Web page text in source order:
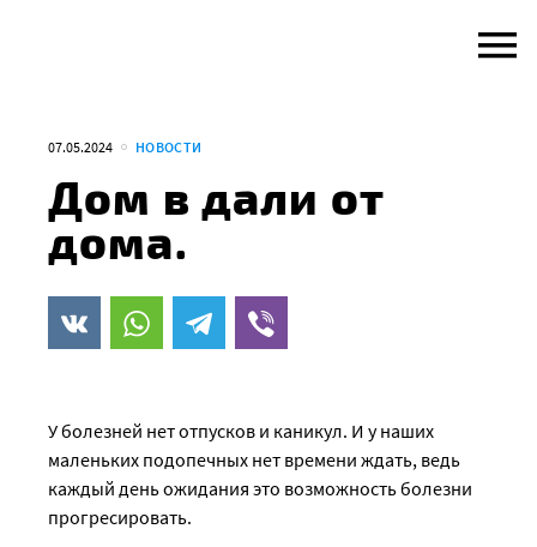
07.05.2024 НОВОСТИ
Дом в дали от
дома.
У болезней нет отпусков и каникул. И у наших
маленьких подопечных нет времени ждать, ведь
каждый день ожидания это возможность болезни
прогресировать.